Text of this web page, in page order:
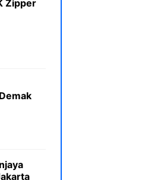
Zipper